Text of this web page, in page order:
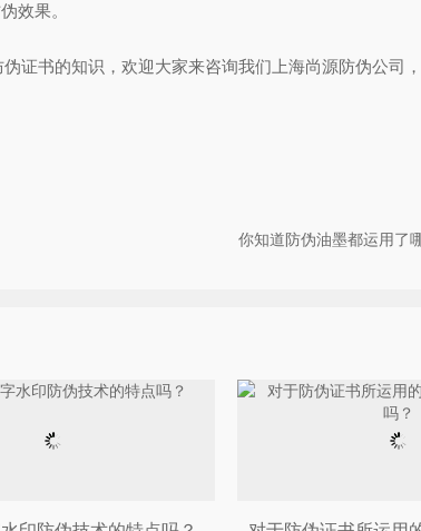
效果。
书的知识，欢迎大家来咨询我们上海尚源防伪公司
你知道防伪油墨都运用了